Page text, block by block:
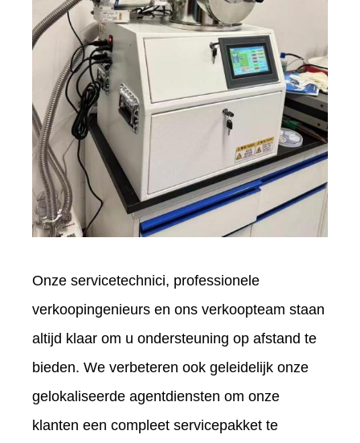
Onze servicetechnici, professionele
verkoopingenieurs en ons verkoopteam staan
​​altijd klaar om u ondersteuning op afstand te
bieden. We verbeteren ook geleidelijk onze
gelokaliseerde agentdiensten om onze
klanten een compleet servicepakket te